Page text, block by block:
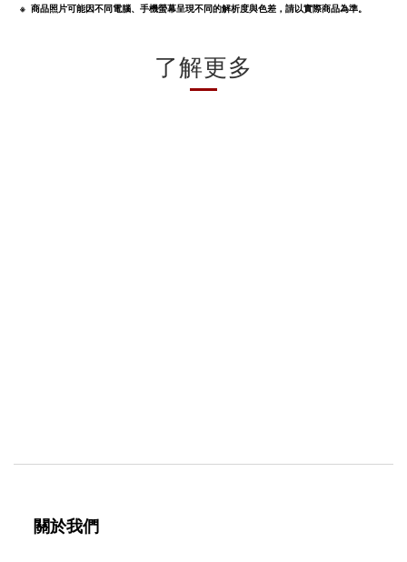
※  商品照片可能因不同電腦、手機螢幕呈現不同的解析度與色差，請以實際商品為準。
了解更多
關於我們